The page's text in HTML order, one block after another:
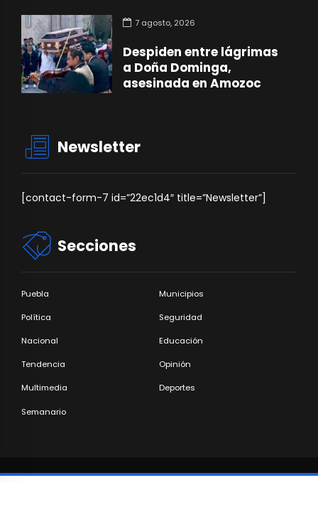
7 agosto, 2026
Despiden entre lágrimas
a Doña Dominga,
asesinada en Amozoc
Newsletter
[contact-form-7 id=”22ec1d4″ title=”Newsletter”]
Secciones
Puebla Municipios
Política Seguridad
Nacional Educación
Tendencia Opinión
Multimedia Deportes
Semanario